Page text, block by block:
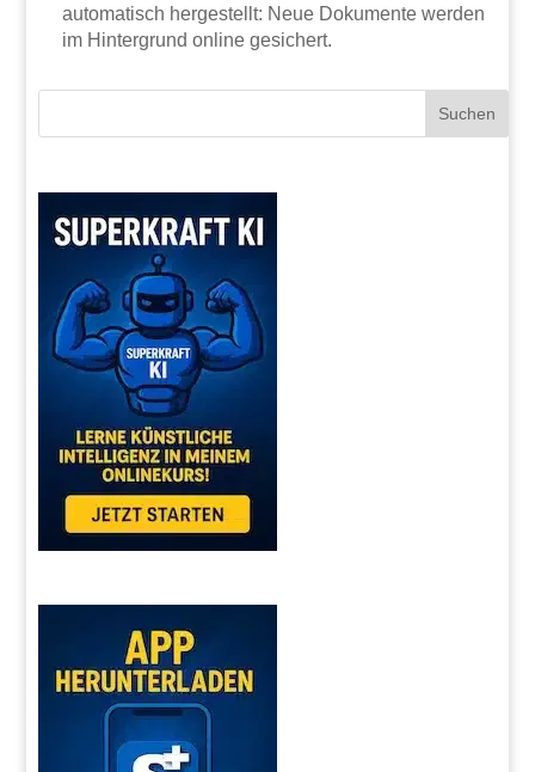
automatisch hergestellt: Neue Dokumente werden
im Hintergrund online gesichert.